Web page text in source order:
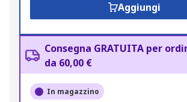
Aggiungi
Consegna GRATUITA per
da 60,00 €
In magazzino